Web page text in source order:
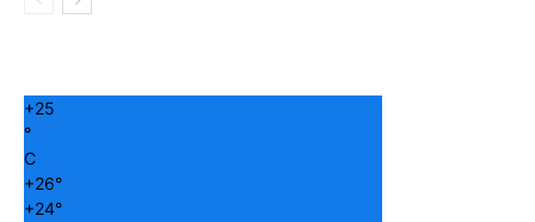
+25
°
C
+26°
+24°